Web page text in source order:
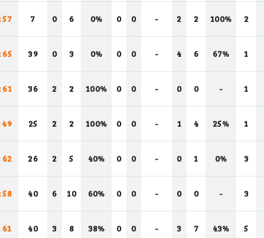
57 7 0 6 0% 0 0 - 2 2 100% 2
65 39 0 3 0% 0 0 - 4 6 67% 1
61 36 2 2 100% 0 0 - 0 0 - 1
49 25 2 2 100% 0 0 - 1 4 25% 1
62 26 2 5 40% 0 0 - 0 1 0% 3
58 40 6 10 60% 0 0 - 0 0 - 3
61 40 3 8 38% 0 0 - 3 7 43% 5